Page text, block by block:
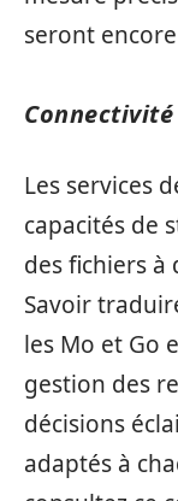
seront
Les services
capacités de
des fichiers à
Savoir
les Mo et Go
gestion des
décisions
adaptés à